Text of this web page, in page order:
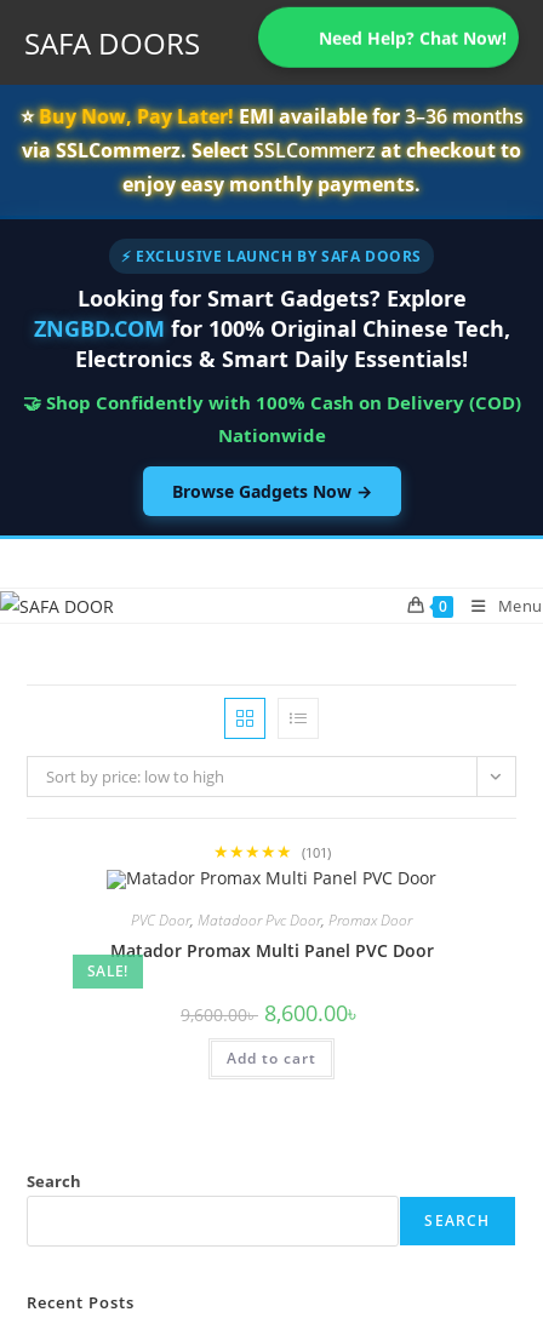
SAFA DOORS Need Help? Chat Now!
⭐️Buy Now, Pay Later!EMI available for3–36 months
via SSLCommerz. SelectSSLCommerzat checkout to
enjoy easy monthly payments.
⚡ EXCLUSIVE LAUNCH BY SAFA DOORS
Looking for Smart Gadgets? Explore
ZNGBD.COM for 100% Original Chinese Tech,
Electronics & Smart Daily Essentials!
🤝 Shop Confidently with 100% Cash on Delivery (COD)
Nationwide
Browse Gadgets Now →
content
0 Menu
Sort by price: low to high
★★★★★ (101)
SALE!
PVC Door, Matadoor Pvc Door, Promax Door
Matador Promax Multi Panel PVC Door
9,600.00৳ Original
price
was:
9,600.00৳ .
8,600.00৳
Add to cart
Search
SEARCH
Recent Posts